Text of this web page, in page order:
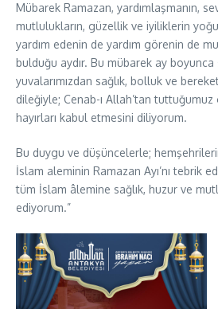
Mübarek Ramazan, yardımlaşmanın,
mutlulukların, güzellik ve iyiliklerin
yardım edenin de yardım görenin de
bulduğu aydır. Bu mübarek ay boyunca
yuvalarımızdan sağlık, bolluk ve
dileğiyle; Cenab-ı Allah’tan tuttuğumuz
hayırları kabul etmesini diliyorum.
Bu duygu ve düşüncelerle;
İslam aleminin Ramazan Ayı’nı tebrik
tüm İslam âlemine sağlık, huzur ve
ediyorum.”